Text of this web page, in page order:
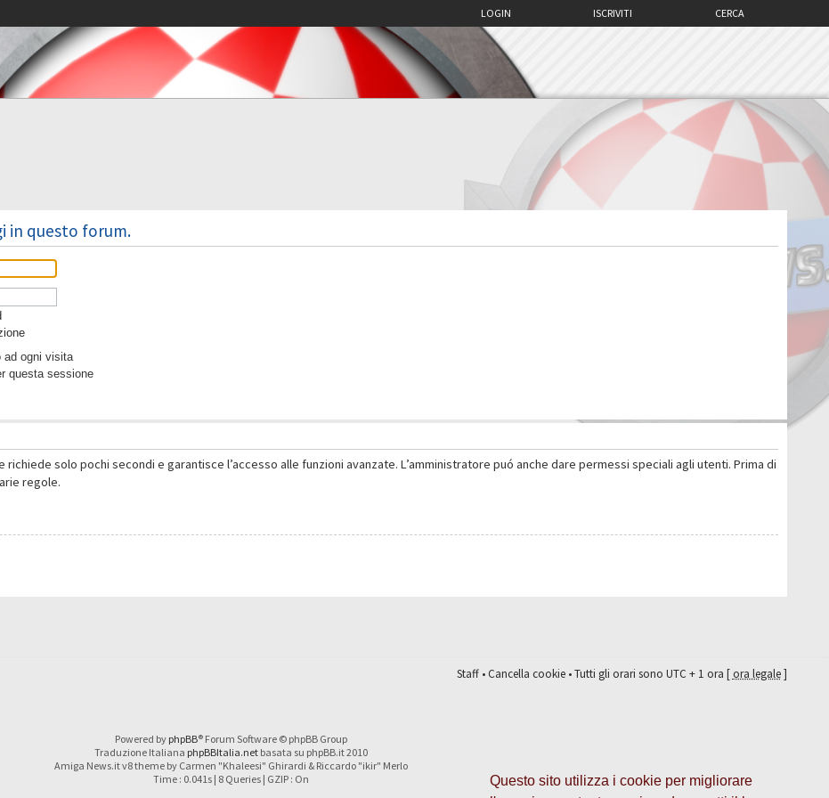
Questo sito utilizza i cookie per migliorare
CERCA
ISCRIVITI
LOGIN
in questo forum.
ad ogni visita
questa sessione
solo pochi secondi e garantisce l’accesso alle funzioni avanzate. L’amministratore puó anche dare permessi speciali agli utenti. Prima di
regole.
Staff•Cancella cookie• Tutti gli orari sono UTC + 1 ora [ora legale]
Powered by phpBB® Forum Software © phpBB Group
Traduzione Italiana phpBBItalia.netbasata su phpBB.it 2010
Amiga News.it v8 theme by Carmen "Khaleesi" Ghirardi & Riccardo "ikir" Merlo
Time : 0.041s | 8 Queries | GZIP : On